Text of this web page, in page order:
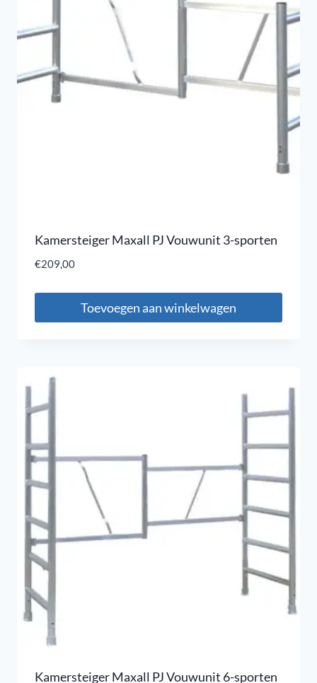
Kamersteiger Maxall PJ Vouwunit 3-sporten
€209,00
Toevoegen aan winkelwagen
Kamersteiger Maxall PJ Vouwunit 6-sporten